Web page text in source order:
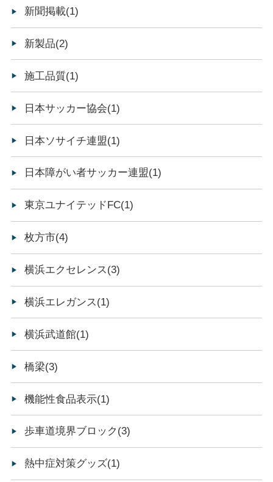
新聞掲載(1)
新製品(2)
施工品質(1)
日本サッカー協会(1)
日本ソサイチ連盟(1)
日本障がい者サッカー連盟(1)
東京ユナイテッドFC(1)
枚方市(4)
横浜エクセレンス(3)
横浜エレガンス(1)
横浜武道館(1)
橋梁(3)
機能性食品表示(1)
歩車道境界ブロック(3)
熱中症対策グッズ(1)